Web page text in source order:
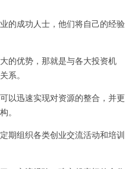
成功人士，他们将自己的经验
优势，那就是与各大投资机
系。
迅速实现对资源的整合，并更
。
组织各类创业交流活动和培训